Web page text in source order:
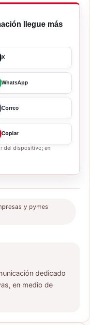
llegue más
X
WhatsApp
Correo
Copiar
del dispositivo; en
y pymes
dedicado
en medio de